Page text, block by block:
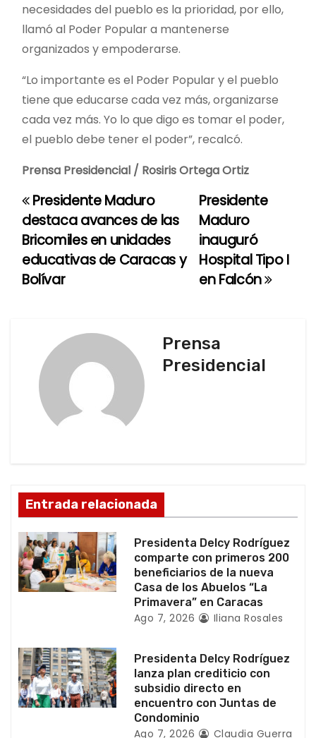
necesidades del pueblo es la prioridad, por ello,
llamó al Poder Popular a mantenerse
organizados y empoderarse.
“Lo importante es el Poder Popular y el pueblo
tiene que educarse cada vez más, organizarse
cada vez más. Yo lo que digo es tomar el poder,
el pueblo debe tener el poder”, recalcó.
Prensa Presidencial / Rosiris Ortega Ortiz
N
a
v
d
e
e
n
r
a
d
Presidente
Maduro
inauguró
Hospital Tipo I
en Falcón
Presidente Maduro
destaca avances de las
Bricomiles en unidades
educativas de Caracas y
Bolívar
Prensa
Presidencial
Entrada relacionada
Presidenta Delcy Rodríguez
comparte con primeros 200
beneficiarios de la nueva
Casa de los Abuelos “La
Primavera” en Caracas
Ago 7, 2026 Iliana Rosales
Presidenta Delcy Rodríguez
lanza plan crediticio con
subsidio directo en
encuentro con Juntas de
Condominio
Ago 7, 2026 Claudia Guerra